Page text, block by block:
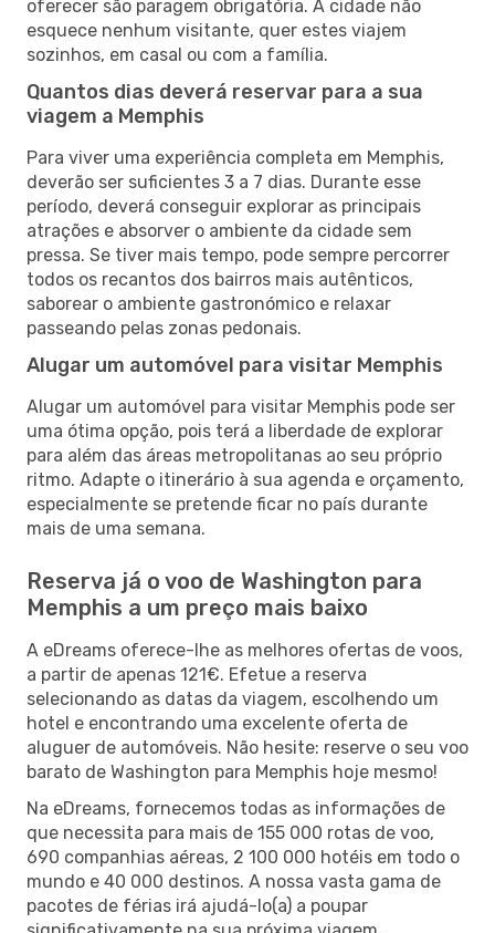
oferecer são paragem obrigatória. A cidade não
esquece nenhum visitante, quer estes viajem
sozinhos, em casal ou com a família.
Quantos dias deverá reservar para a sua
viagem a Memphis
Para viver uma experiência completa em Memphis,
deverão ser suficientes 3 a 7 dias. Durante esse
período, deverá conseguir explorar as principais
atrações e absorver o ambiente da cidade sem
pressa. Se tiver mais tempo, pode sempre percorrer
todos os recantos dos bairros mais autênticos,
saborear o ambiente gastronómico e relaxar
passeando pelas zonas pedonais.
Alugar um automóvel para visitar Memphis
Alugar um automóvel para visitar Memphis pode ser
uma ótima opção, pois terá a liberdade de explorar
para além das áreas metropolitanas ao seu próprio
ritmo. Adapte o itinerário à sua agenda e orçamento,
especialmente se pretende ficar no país durante
mais de uma semana.
Reserva já o voo de Washington para
Memphis a um preço mais baixo
A eDreams oferece-lhe as melhores ofertas de voos,
a partir de apenas 121€. Efetue a reserva
selecionando as datas da viagem, escolhendo um
hotel e encontrando uma excelente oferta de
aluguer de automóveis. Não hesite: reserve o seu voo
barato de Washington para Memphis hoje mesmo!
Na eDreams, fornecemos todas as informações de
que necessita para mais de 155 000 rotas de voo,
690 companhias aéreas, 2 100 000 hotéis em todo o
mundo e 40 000 destinos. A nossa vasta gama de
pacotes de férias irá ajudá-lo(a) a poupar